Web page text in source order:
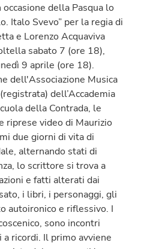
della Pasqua lo
Italo Svevo” per la regia di
e Lorenzo Acquaviva
sabato 7 (ore 18),
9 aprile (ore 18).
dell'Associazione Musica
dell’Accademia
della Contrada, le
riprese video di Maurizio
due giorni di vita di
alternando stati di
lo scrittore si trova a
e fatti alterati dai
i libri, i personaggi, gli
autoironico e riflessivo. I
sono incontri
ricordi. Il primo avviene